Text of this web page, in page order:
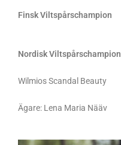
Finsk Viltspårschampion
Nordisk Viltspårschampion
Wilmios Scandal Beauty
Ägare: Lena Maria Nääv